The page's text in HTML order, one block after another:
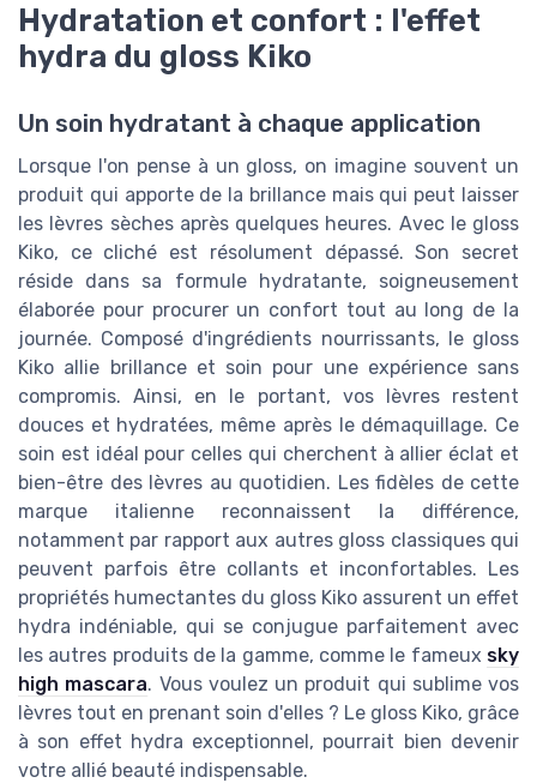
Hydratation et confort : l'effet
hydra du gloss Kiko
Un soin hydratant à chaque application
Lorsque l'on pense à un gloss, on imagine souvent un
produit qui apporte de la brillance mais qui peut laisser
les lèvres sèches après quelques heures. Avec le gloss
Kiko, ce cliché est résolument dépassé. Son secret
réside dans sa formule hydratante, soigneusement
élaborée pour procurer un confort tout au long de la
journée. Composé d'ingrédients nourrissants, le gloss
Kiko allie brillance et soin pour une expérience sans
compromis. Ainsi, en le portant, vos lèvres restent
douces et hydratées, même après le démaquillage. Ce
soin est idéal pour celles qui cherchent à allier éclat et
bien-être des lèvres au quotidien. Les fidèles de cette
marque italienne reconnaissent la différence,
notamment par rapport aux autres gloss classiques qui
peuvent parfois être collants et inconfortables. Les
propriétés humectantes du gloss Kiko assurent un effet
hydra indéniable, qui se conjugue parfaitement avec
les autres produits de la gamme, comme le fameux sky
high mascara. Vous voulez un produit qui sublime vos
lèvres tout en prenant soin d'elles ? Le gloss Kiko, grâce
à son effet hydra exceptionnel, pourrait bien devenir
votre allié beauté indispensable.